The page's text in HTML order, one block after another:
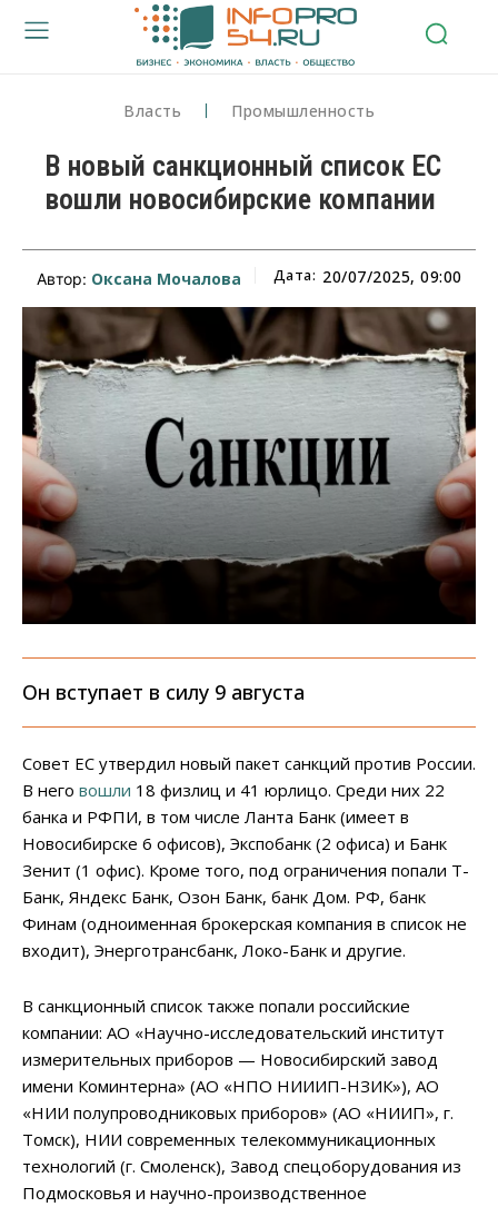
Власть Промышленность
В новый санкционный список ЕС
вошли новосибирские компании
Автор: Оксана Мочалова Дата: 20/07/2025, 09:00
Он вступает в силу 9 августа
Совет ЕС утвердил новый пакет санкций против России.
В него вошли 18 физлиц и 41 юрлицо. Среди них 22
банка и РФПИ, в том числе Ланта Банк (имеет в
Новосибирске 6 офисов), Экспобанк (2 офиса) и Банк
Зенит (1 офис). Кроме того, под ограничения попали Т-
Банк, Яндекс Банк, Озон Банк, банк Дом. РФ, банк
Финам (одноименная брокерская компания в список не
входит), Энерготрансбанк, Локо-Банк и другие.
В санкционный список также попали российские
компании: АО «Научно-исследовательский институт
измерительных приборов — Новосибирский завод
имени Коминтерна» (АО «НПО НИИИП-НЗИК»), АО
«НИИ полупроводниковых приборов» (АО «НИИП», г.
Томск), НИИ современных телекоммуникационных
технологий (г. Смоленск), Завод спецоборудования из
Подмосковья и научно-производственное